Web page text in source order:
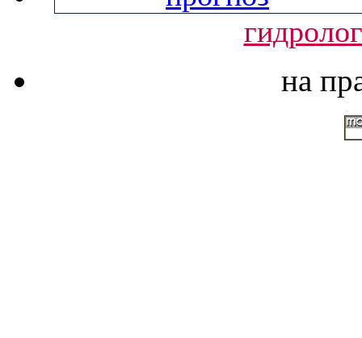
на